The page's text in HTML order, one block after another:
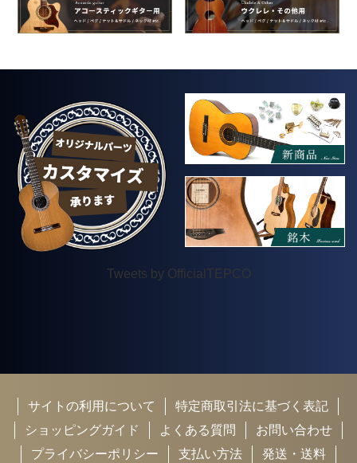
Tweets by OfficialTEPCO
サイトの利用について
特定商取引法に基づく表記
ショッピングガイド
よくある質問
お問い合わせ
プライバシーポリシー
支払い方法 発送・送料